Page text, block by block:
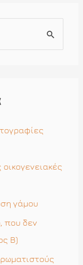
γάμου
που δεν
Β)